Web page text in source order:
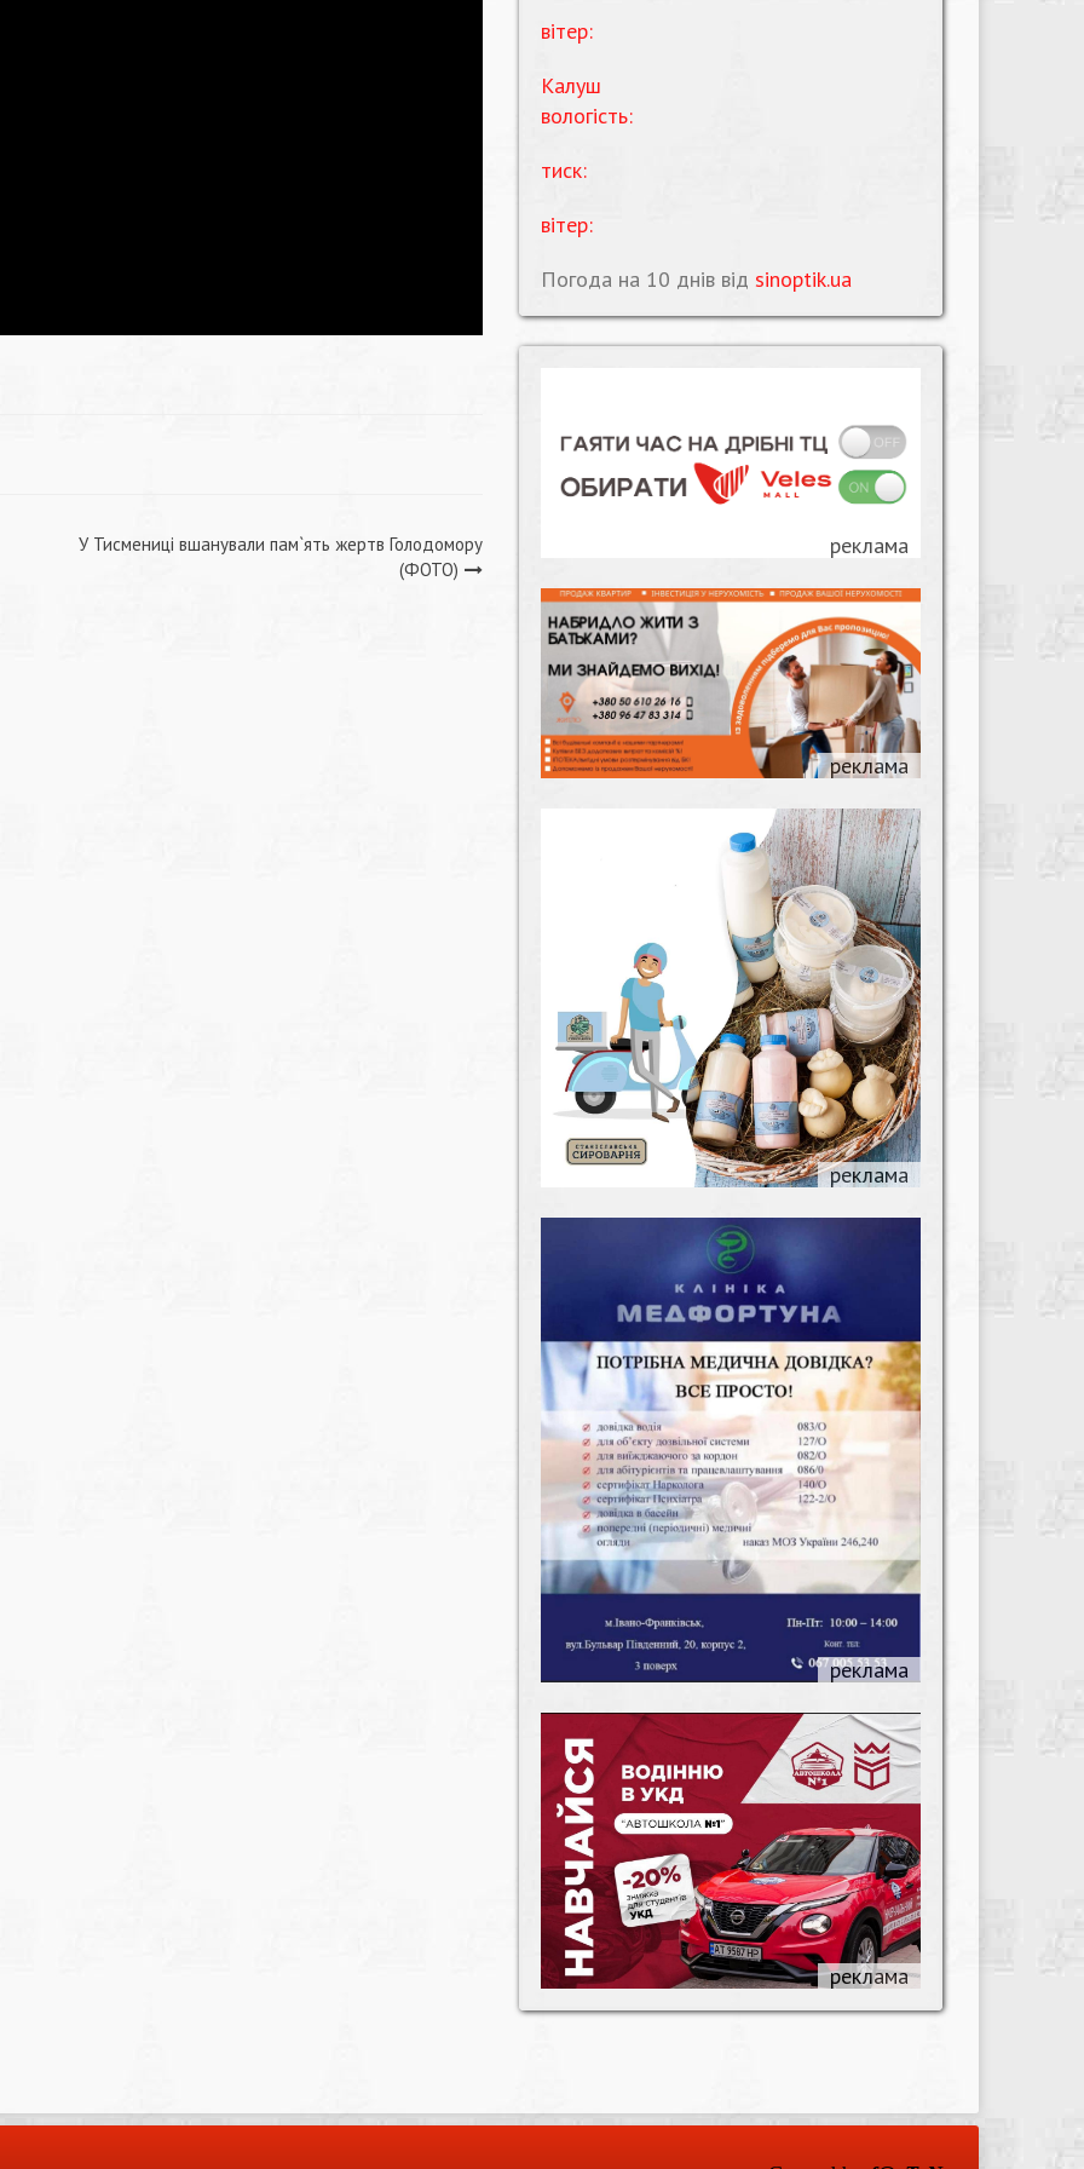
У Тисмениці вшанували пам`ять жертв Голодомору
(ФОТО)
вітер:
Калуш
вологість:
тиск:
вітер:
Погода на 10 днів від sinoptik.ua